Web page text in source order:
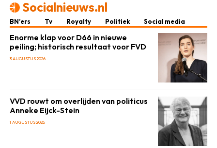
Socialnieuws.nl
BN’ers Tv Royalty Politiek Social media
Enorme klap voor D66 in nieuwe
peiling; historisch resultaat voor FVD
3 AUGUSTUS 2026
VVD rouwt om overlijden van politicus
Anneke Eijck-Stein
1 AUGUSTUS 2026